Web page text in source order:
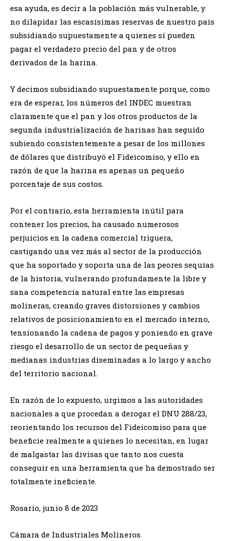
esa ayuda, es decir a la población más vulnerable, y
no dilapidar las escasísimas reservas de nuestro país
subsidiando supuestamente a quienes sí pueden
pagar el verdadero precio del pan y de otros
derivados de la harina.
Y decimos subsidiando supuestamente porque, como
era de esperar, los números del INDEC muestran
claramente que el pan y los otros productos de la
segunda industrialización de harinas han seguido
subiendo consistentemente a pesar de los millones
de dólares que distribuyó el Fideicomiso, y ello en
razón de que la harina es apenas un pequeño
porcentaje de sus costos.
Por el contrario, esta herramienta inútil para
contener los precios, ha causado numerosos
perjuicios en la cadena comercial triguera,
castigando una vez más al sector de la producción
que ha soportado y soporta una de las peores sequías
de la historia, vulnerando profundamente la libre y
sana competencia natural entre las empresas
molineras, creando graves distorsiones y cambios
relativos de posicionamiento en el mercado interno,
tensionando la cadena de pagos y poniendo en grave
riesgo el desarrollo de un sector de pequeñas y
medianas industrias diseminadas a lo largo y ancho
del territorio nacional.
En razón de lo expuesto, urgimos a las autoridades
nacionales a que procedan a derogar el DNU 288/23,
reorientando los recursos del Fideicomiso para que
beneficie realmente a quienes lo necesitan, en lugar
de malgastar las divisas que tanto nos cuesta
conseguir en una herramienta que ha demostrado ser
totalmente ineficiente.
Rosario, junio 8 de 2023
Cámara de Industriales Molineros